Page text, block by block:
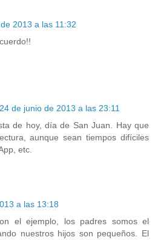
2013 a las 11:32
24 de junio de 2013 a las 23:11
de hoy, día de San Juan. Hay que
aunque sean tiempos difíciles
etc.
a las 13:18
el ejemplo, los padres somos el
nuestros hijos son pequeños. El